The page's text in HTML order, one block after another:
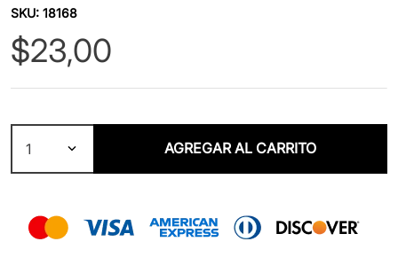
SKU:18168
$23,00
1 AGREGAR AL CARRITO